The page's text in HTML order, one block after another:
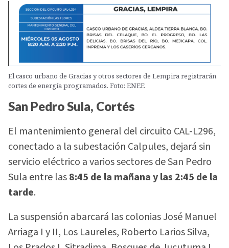
El casco urbano de Gracias y otros sectores de Lempira registrarán
cortes de energía programados. Foto: ENEE
San Pedro Sula, Cortés
El mantenimiento general del circuito CAL-L296,
conectado a la subestación Calpules, dejará sin
servicio eléctrico a varios sectores de San Pedro
Sula entre las8:45 de la mañana y las 2:45 de la
tarde.
La suspensión abarcará las colonias José Manuel
Arriaga I y II, Los Laureles, Roberto Larios Silva,